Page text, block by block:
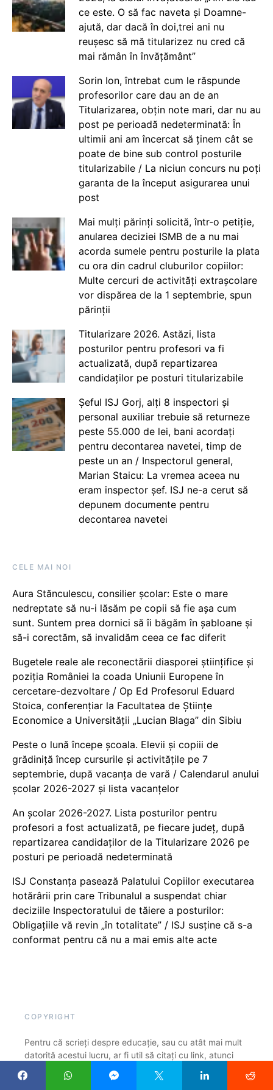
ce este. O să fac naveta și Doamne-
ajută, dar dacă în doi,trei ani nu
reușesc să mă titularizez nu cred că
mai rămân în învățământ”
Sorin Ion, întrebat cum le răspunde
profesorilor care dau an de an
Titularizarea, obțin note mari, dar nu au
post pe perioadă nedeterminată: În
ultimii ani am încercat să ținem cât se
poate de bine sub control posturile
titularizabile / La niciun concurs nu poți
garanta de la început asigurarea unui
post
Mai mulți părinți solicită, într-o petiție,
anularea deciziei ISMB de a nu mai
acorda sumele pentru posturile la plata
cu ora din cadrul cluburilor copiilor:
Multe cercuri de activități extrașcolare
vor dispărea de la 1 septembrie, spun
părinții
Titularizare 2026. Astăzi, lista
posturilor pentru profesori va fi
actualizată, după repartizarea
candidaților pe posturi titularizabile
Șeful ISJ Gorj, alți 8 inspectori și
personal auxiliar trebuie să returneze
peste 55.000 de lei, bani acordați
pentru decontarea navetei, timp de
peste un an / Inspectorul general,
Marian Staicu: La vremea aceea nu
eram inspector șef. ISJ ne-a cerut să
depunem documente pentru
decontarea navetei
CELE MAI NOI
Aura Stănculescu, consilier școlar: Este o mare
nedreptate să nu-i lăsăm pe copii să fie așa cum
sunt. Suntem prea dornici să îi băgăm în șabloane și
să-i corectăm, să invalidăm ceea ce fac diferit
Bugetele reale ale reconectării diasporei științifice și
poziția României la coada Uniunii Europene în
cercetare-dezvoltare / Op Ed Profesorul Eduard
Stoica, conferențiar la Facultatea de Științe
Economice a Universității „Lucian Blaga” din Sibiu
Peste o lună începe școala. Elevii și copiii de
grădiniță încep cursurile și activitățile pe 7
septembrie, după vacanța de vară / Calendarul anului
școlar 2026-2027 și lista vacanțelor
An școlar 2026-2027. Lista posturilor pentru
profesori a fost actualizată, pe fiecare județ, după
repartizarea candidaților de la Titularizare 2026 pe
posturi pe perioadă nedeterminată
ISJ Constanța pasează Palatului Copiilor executarea
hotărârii prin care Tribunalul a suspendat chiar
deciziile Inspectoratului de tăiere a posturilor:
Obligațiile vă revin „în totalitate” / ISJ susține că s-a
conformat pentru că nu a mai emis alte acte
COPYRIGHT
Pentru că scrieți despre educație, sau cu atât mai mult
datorită acestui lucru, ar fi util să citați cu link, atunci
care v-a inspirat. Noi, la EduPedu.ro ne-am asumat